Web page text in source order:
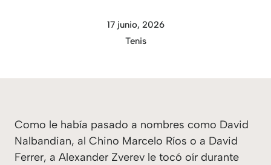
17 junio, 2026
Tenis
Como le había pasado a nombres como David
Nalbandian, al Chino Marcelo Ríos o a David
Ferrer, a Alexander Zverev le tocó oír durante